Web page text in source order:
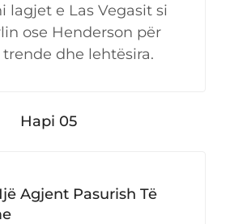
lagjet e Las Vegasit si
ose Henderson për
dhe lehtësira.
Hapi 05
Agjent Pasurish Të